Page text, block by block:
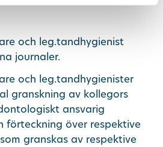
och leg.tandhygienist
journaler.
och leg.tandhygienister
granskning av kollegors
ansvarig
förteckning över respektive
granskas av respektive